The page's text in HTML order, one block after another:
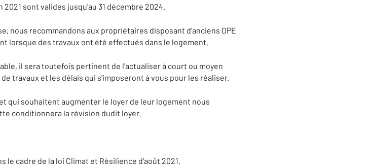
sont valides jusqu'au 31 décembre 2024.
nous recommandons aux propriétaires disposant d’anciens DPE
lorsque des travaux ont été effectués dans le logement.
il sera toutefois pertinent de l'actualiser à court ou moyen
travaux et les délais qui s'imposeront à vous pour les réaliser.
qui souhaitent augmenter le loyer de leur logement nous
conditionnera la révision dudit loyer.
cadre de la loi Climat et Résilience d’août 2021.